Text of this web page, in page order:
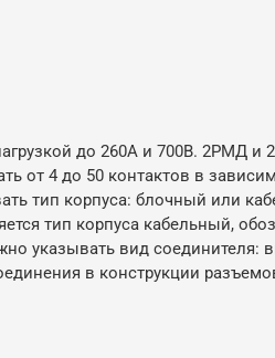
до 260А и 700В. 2РМД
от 4 до 50 контактов в
тип корпуса: блочный или
тип корпуса кабельный,
указывать вид соединителя:
в конструкции